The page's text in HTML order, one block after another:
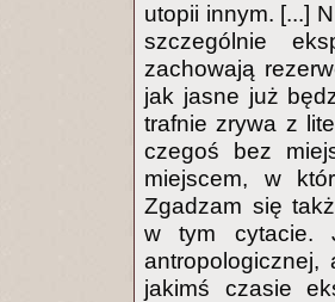
utopii innym. [...]
szczególnie
zachowają
jak jasne już
trafnie zrywa z
czegoś bez
miejscem, w
Zgadzam się
w tym cytacie.
jakimś czasie